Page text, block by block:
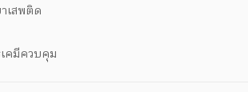
เสพติด
คมีควบคุม